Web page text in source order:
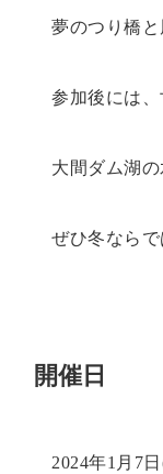
夢のつり橋
参加後には
大間ダム湖
ぜひ冬ならで
開催日
2024年1月7